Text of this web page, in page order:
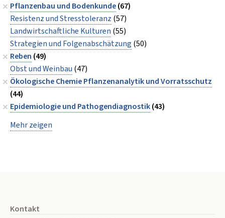
Pflanzenbau und Bodenkunde(67)
Resistenz und Stresstoleranz (57)
Landwirtschaftliche Kulturen (55)
Strategien und Folgenabschätzung (50)
Reben (49)
Obst und Weinbau (47)
Ökologische Chemie Pflanzenanalytik und Vorratsschutz
(44)
Epidemiologie und Pathogendiagnostik(43)
Mehr zeigen
Kontakt